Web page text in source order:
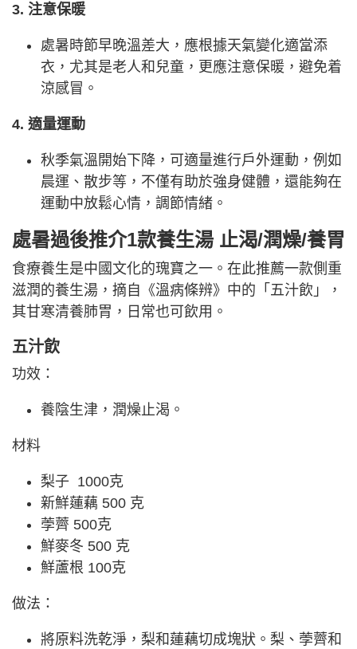
3. 注意保暖
處暑時節早晚溫差大，應根據天氣變化適當添
衣，尤其是老人和兒童，更應注意保暖，避免着
涼感冒。
4. 適量運動
秋季氣溫開始下降，可適量進行戶外運動，例如
晨運、散步等，不僅有助於強身健體，還能夠在
運動中放鬆心情，調節情緒。
處暑過後推介1款養生湯 止渴/潤燥/養胃
食療養生是中國文化的瑰寶之一。在此推薦一款側重
滋潤的養生湯，摘自《溫病條辨》中的「五汁飲」，
其甘寒清養肺胃，日常也可飲用。
五汁飲
功效：
養陰生津，潤燥止渴。
材料
梨子 1000克
新鮮蓮藕 500 克
荸薺 500克
鮮麥冬 500 克
鮮蘆根 100克
做法：
將原料洗乾淨，梨和蓮藕切成塊狀。梨、荸薺和